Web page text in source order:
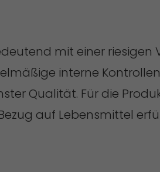
mit einer
interne
Qualität. Für die
auf Lebensmittel